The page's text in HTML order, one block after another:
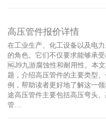
高压管件报价详情
在工业生产、化工设备以及电
的角色。它们不仅要求能够承
🆖J9九游腐蚀性和耐用性。本
题，介绍高压管件的主要类型
例，帮助读者更好地了解这一
途高压管件主要包括高压弯头
管…